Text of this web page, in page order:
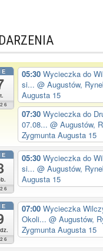
05:30 Wycieczka do
si... @ Augustów,
Augusta 15
07:30 Wycieczka do
07.08... @ Augustów,
Zygmunta Augusta 15
05:30 Wycieczka do
si... @ Augustów,
Augusta 15
07:00 Wycieczka
Okoli... @ Augustów,
Zygmunta Augusta 15